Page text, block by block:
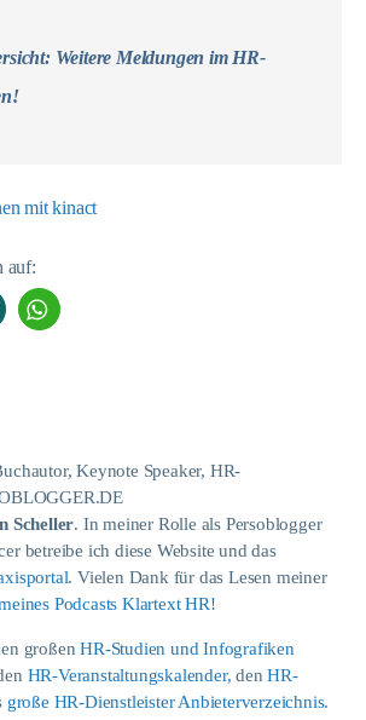
Weitere Meldungen im HR-
auf:
Scheller. In meiner Rolle als Persoblogger
betreibe ich diese Website und das
. Vielen Dank für das Lesen meiner
Podcasts Klartext HR!
großenHR-Studien und Infografiken
HR-Veranstaltungskalender, denHR-
große HR-Dienstleister Anbieterverzeichnis.